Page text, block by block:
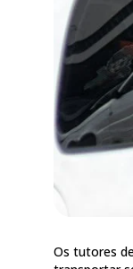
Os tutores